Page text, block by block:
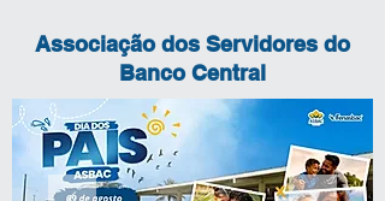
Associação dos Servidores do
Banco Central